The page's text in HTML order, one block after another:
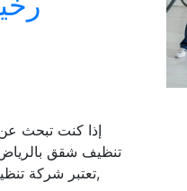
إذا كنت تبحث
تنظيف شقق
,تعتبر شركة